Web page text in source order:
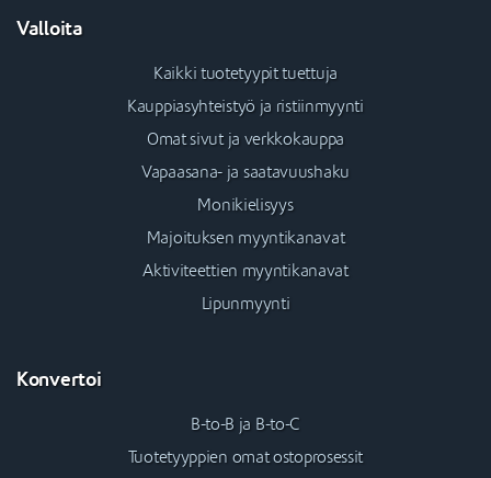
Valloita
Kaikki tuotetyypit tuettuja
Kauppiasyhteistyö ja ristiinmyynti
Omat sivut ja verkkokauppa
Vapaasana- ja saatavuushaku
Monikielisyys
Majoituksen myyntikanavat
Aktiviteettien myyntikanavat
Lipunmyynti
Konvertoi
B-to-B ja B-to-C
Tuotetyyppien omat ostoprosessit